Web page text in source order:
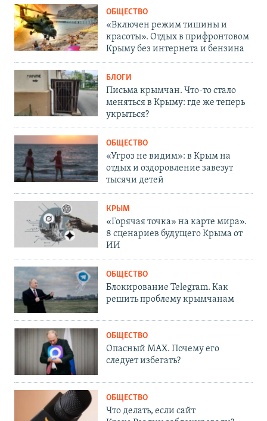
ОБЩЕСТВО
«Включен режим тишины и
красоты». Отдых в прифронтовом
Крыму без интернета и бензина
БЛОГИ
Письма крымчан. Что-то стало
меняться в Крыму: где же теперь
укрыться?
ОБЩЕСТВО
«Угроз не видим»: в Крым на
отдых и оздоровление завезут
тысячи детей
КРЫМ
«Горячая точка» на карте мира».
8 сценариев будущего Крыма от
ИИ
ОБЩЕСТВО
Блокирование Telegram. Как
решить проблему крымчанам
ОБЩЕСТВО
Опасный MAX. Почему его
следует избегать?
ОБЩЕСТВО
Что делать, если сайт